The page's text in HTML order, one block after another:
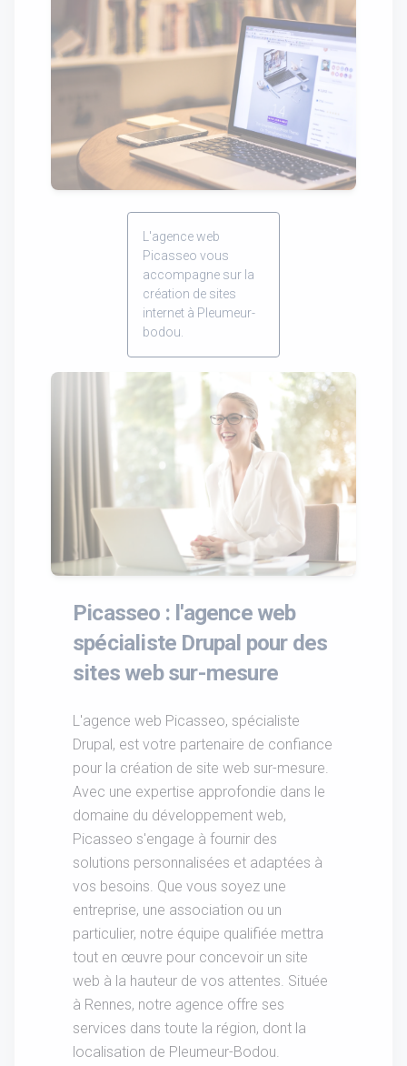
L'agence web
Picasseo vous
accompagne sur la
création de sites
internet à Pleumeur-
bodou.
Picasseo : l'agence web
spécialiste Drupal pour des
sites web sur-mesure
L'agence web Picasseo, spécialiste
Drupal, est votre partenaire de confiance
pour la création de site web sur-mesure.
Avec une expertise approfondie dans le
domaine du développement web,
Picasseo s'engage à fournir des
solutions personnalisées et adaptées à
vos besoins. Que vous soyez une
entreprise, une association ou un
particulier, notre équipe qualifiée mettra
tout en œuvre pour concevoir un site
web à la hauteur de vos attentes. Située
à Rennes, notre agence offre ses
services dans toute la région, dont la
localisation de Pleumeur-Bodou.